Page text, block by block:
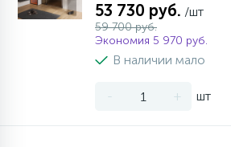
53 730 руб. /шт
59 700 руб.
Экономия 5 970 руб.
В наличии мало
- + шт